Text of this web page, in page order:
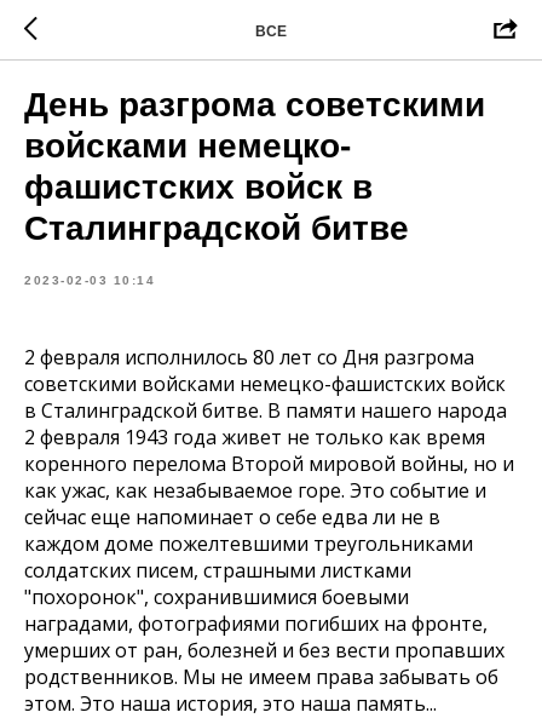
ВСЕ
День разгрома советскими
войсками немецко-
фашистских войск в
Сталинградской битве
2023-02-03 10:14
2 февраля исполнилось 80 лет со Дня разгрома
советскими войсками немецко-фашистских войск
в Сталинградской битве. В памяти нашего народа
2 февраля 1943 года живет не только как время
коренного перелома Второй мировой войны, но и
как ужас, как незабываемое горе. Это событие и
сейчас еще напоминает о себе едва ли не в
каждом доме пожелтевшими треугольниками
солдатских писем, страшными листками
"похоронок", сохранившимися боевыми
наградами, фотографиями погибших на фронте,
умерших от ран, болезней и без вести пропавших
родственников. Мы не имеем права забывать об
этом. Это наша история, это наша память...